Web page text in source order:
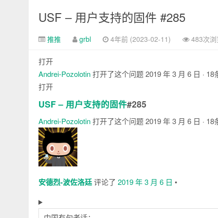
USF – 用户支持的固件 #285
推推 grbl 4年前 (2023-02-11) 483次浏
打开
Andrei-Pozolotin打开了这个问题2019 年 3 月 6 日 · 18
打开
USF – 用户支持的固件#285
Andrei-Pozolotin打开了这个问题2019 年 3 月 6 日 · 18
评
论
安德烈-波佐洛廷评论了 2019 年 3 月 6 日 •